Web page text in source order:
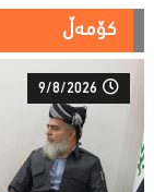
کۆمەڵ
9/8/2026